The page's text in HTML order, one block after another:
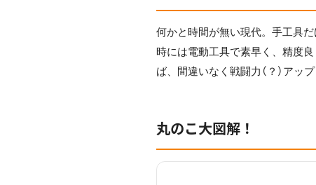
何かと時間が無い現代。手工具
時には電動工具で素早く、精度
ば、間違いなく戦闘力（？）アッ
丸のこ大図解！